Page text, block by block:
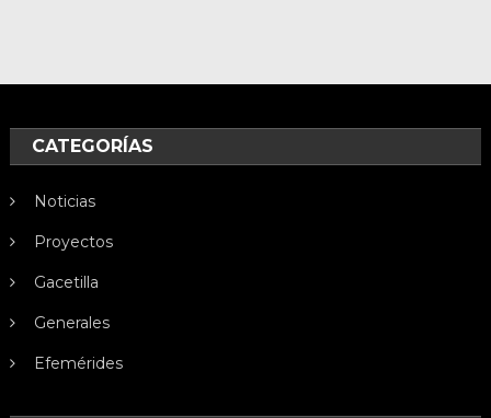
CATEGORÍAS
Noticias
Proyectos
Gacetilla
Generales
Efemérides